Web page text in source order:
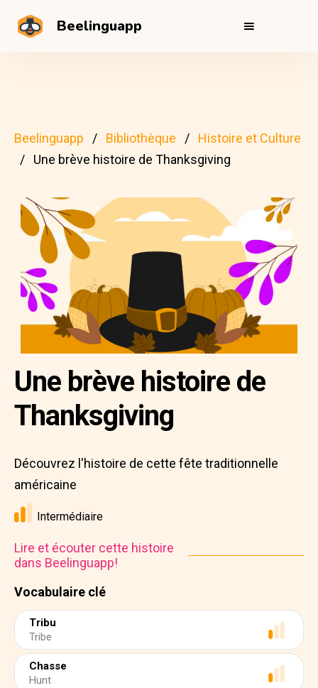
Beelinguapp
Beelinguapp Bibliothèque
Histoire et Culture
Une brève histoire de Thanksgiving
Vocabulaire clé
Tribu
Tribe
Chasse
Hunt
Une brève histoire de
Thanksgiving
Découvrez l'histoire de cette fête traditionnelle
américaine
Intermédiaire
Lire et écouter cette histoire
dans Beelinguapp!